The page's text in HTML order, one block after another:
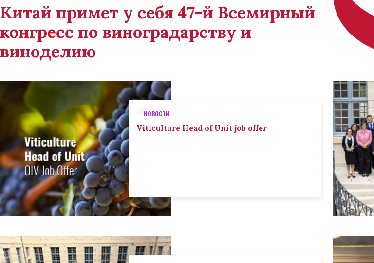
Китай примет у себя 47-й Всемирный
конгресс по виноградарству и
виноделию
НОВОСТИ
Viticulture Head of Unit job offer